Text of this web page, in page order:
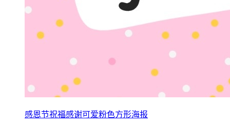
感恩节祝福感谢可爱粉色方形海报